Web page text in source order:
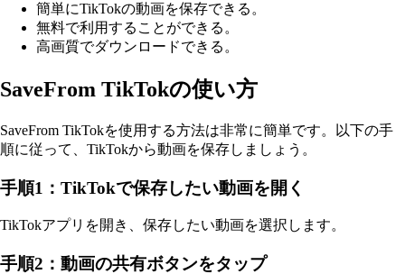
簡単にTikTokの動画を保存できる。
無料で利用することができる。
高画質でダウンロードできる。
SaveFrom TikTokの使い方
SaveFrom TikTokを使用する方法は非常に簡単です。以下の手
順に従って、TikTokから動画を保存しましょう。
手順1：TikTokで保存したい動画を開く
TikTokアプリを開き、保存したい動画を選択します。
手順2：動画の共有ボタンをタップ